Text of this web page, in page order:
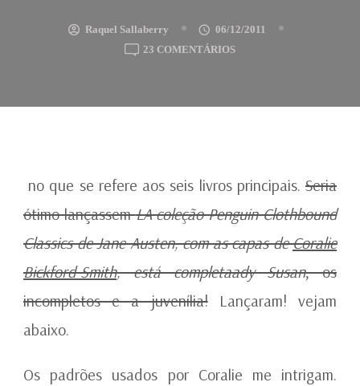
Raquel Sallaberry
06/12/2011
23 COMENTÁRIOSEM
AUSTEN:
no que se refere aos seis livros principais. Seria
ótimo lançassemLA coleção Penguin Clothbound
Classics de Jane Austen, com as capas deCoralie
Bickford-Smith, está completaady Susan, os
incompletos e a juvenília!Lançaram! vejam
abaixo.
Os padrões usados por Coralie me intrigam.